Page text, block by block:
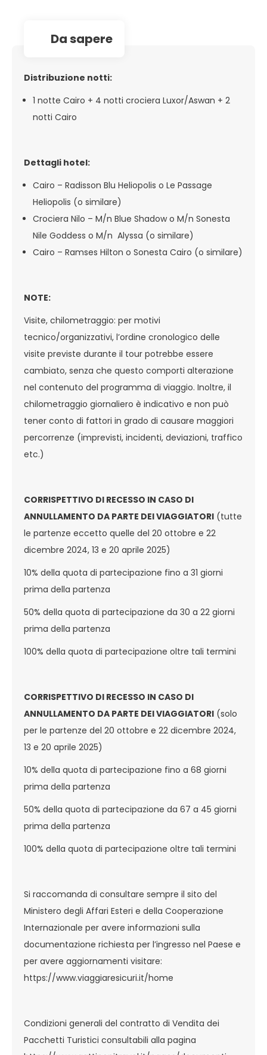
da sapere
Distribuzione notti:
1 notte Cairo + 4 notti crociera Luxor/Aswan + 2
notti Cairo
Dettagli hotel:
Cairo – Radisson Blu Heliopolis o Le Passage
Heliopolis (o similare)
Crociera Nilo – M/n Blue Shadow o M/n Sonesta
Nile Goddess o M/n Alyssa (o similare)
Cairo – Ramses Hilton o Sonesta Cairo (o similare)
NOTE:
Visite, chilometraggio: per motivi
tecnico/organizzativi, l’ordine cronologico delle
visite previste durante il tour potrebbe essere
cambiato, senza che questo comporti alterazione
nel contenuto del programma di viaggio. Inoltre, il
chilometraggio giornaliero è indicativo e non può
tener conto di fattori in grado di causare maggiori
percorrenze (imprevisti, incidenti, deviazioni, traffico
etc.)
CORRISPETTIVO DI RECESSO IN CASO DI
ANNULLAMENTO DA PARTE DEI VIAGGIATORI (tutte
le partenze eccetto quelle del 20 ottobre e 22
dicembre 2024, 13 e 20 aprile 2025)
10% della quota di partecipazione fino a 31 giorni
prima della partenza
50% della quota di partecipazione da 30 a 22 giorni
prima della partenza
100% della quota di partecipazione oltre tali termini
CORRISPETTIVO DI RECESSO IN CASO DI
ANNULLAMENTO DA PARTE DEI VIAGGIATORI (solo
per le partenze del 20 ottobre e 22 dicembre 2024,
13 e 20 aprile 2025)
10% della quota di partecipazione fino a 68 giorni
prima della partenza
50% della quota di partecipazione da 67 a 45 giorni
prima della partenza
100% della quota di partecipazione oltre tali termini
Si raccomanda di consultare sempre il sito del
Ministero degli Affari Esteri e della Cooperazione
Internazionale per avere informazioni sulla
documentazione richiesta per l’ingresso nel Paese e
per avere aggiornamenti visitare:
https://www.viaggiaresicuri.it/home
Condizioni generali del contratto di Vendita dei
Pacchetti Turistici consultabili alla pagina